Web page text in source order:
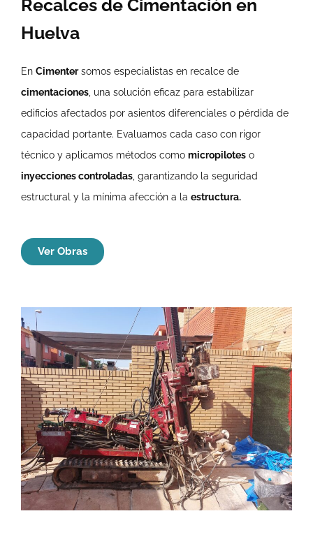
Recalces de Cimentación en
Huelva
En Cimentersomos especialistas en recalce de
cimentaciones , una solución eficaz para estabilizar
edificios afectados por asientos diferenciales o pérdida de
capacidad portante. Evaluamos cada caso con rigor
técnico y aplicamos métodos como micropilotes o
inyecciones controladas , garantizando la seguridad
estructural y la mínima afección a la estructura.
Ver Obras